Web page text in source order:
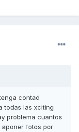
contad
todas las xciting
problema cuantos
aponer fotos por